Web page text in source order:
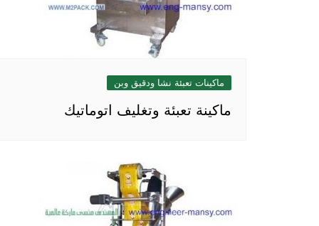
ماكينات تعبئة نشا ودقيق وبن
ماكينة تعبئة وتغليف اتوماتيك